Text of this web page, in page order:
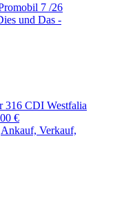
7 /26
und Das -
316 CDI Westfalia
€
Ankauf, Verkauf,